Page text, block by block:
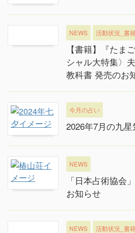
NEWS 活動状況_書
【書籍】『たま
シャル大特集〉
教科書 発売のお
今月の占い
2026年7月の九
NEWS
「日本占術協会
お知らせ
NEWS 活動状況_書